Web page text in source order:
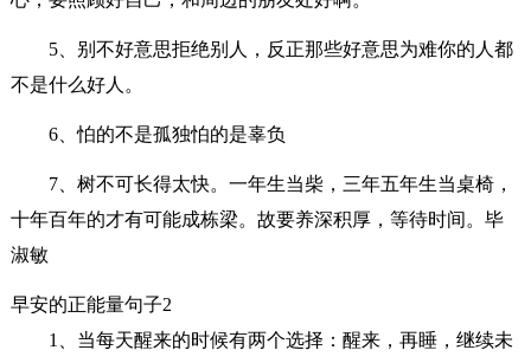
5、别不好意思拒绝别人，反正那些好意思为难你的人都
不是什么好人。
6、怕的不是孤独怕的是辜负
7、树不可长得太快。一年生当柴，三年五年生当桌椅，
十年百年的才有可能成栋梁。故要养深积厚，等待时间。毕
淑敏
早安的正能量句子2
1、当每天醒来的时候有两个选择：醒来，再睡，继续未